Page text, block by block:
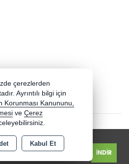
- Jewelry
İNDİR
- Tüm hakları saklıdır.
çerezlerden
Ayrıntılı bilgi için
Korunması Kanununu,
ve Çerez
Kabul Et